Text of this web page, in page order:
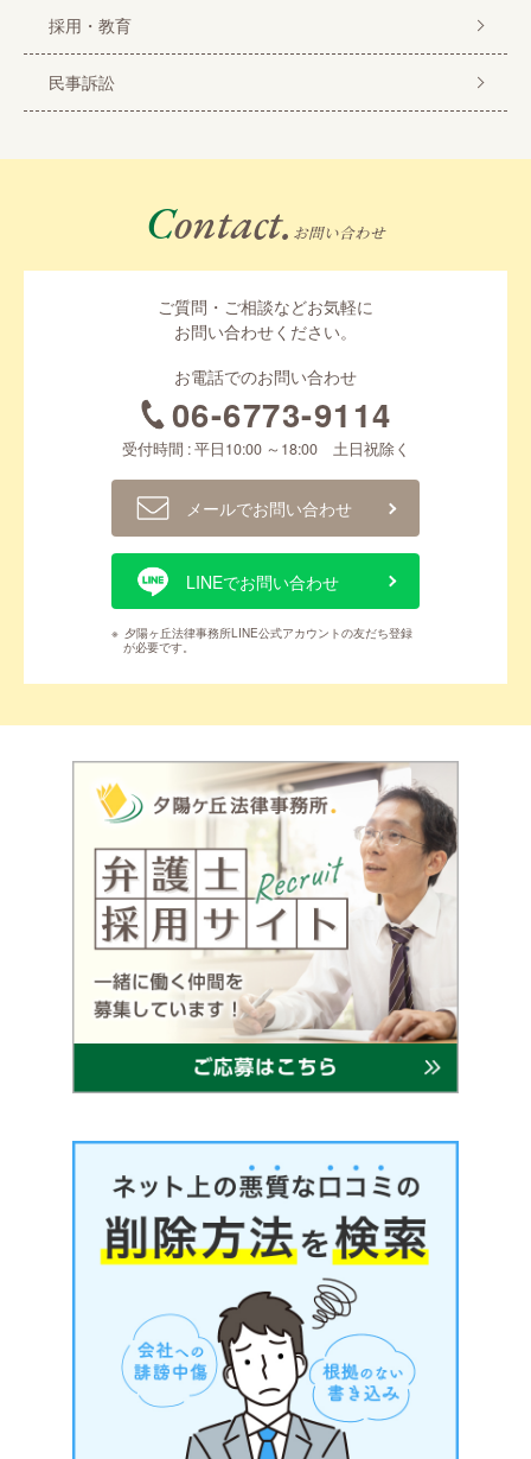
採用・教育
民事訴訟
Contact. お問い合わせ
ご質問・ご相談などお気軽に
お問い合わせください。
お電話でのお問い合わせ
06-6773-9114
受付時間 : 平日10:00 ～18:00 土日祝除く
メールでお問い合わせ
LINEでお問い合わせ
※ 夕陽ヶ丘法律事務所LINE公式アカウントの友だち登録
が必要です。